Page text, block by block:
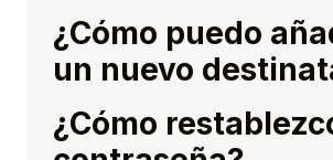
¿Cómo puedo
un nuevo
¿Cómo